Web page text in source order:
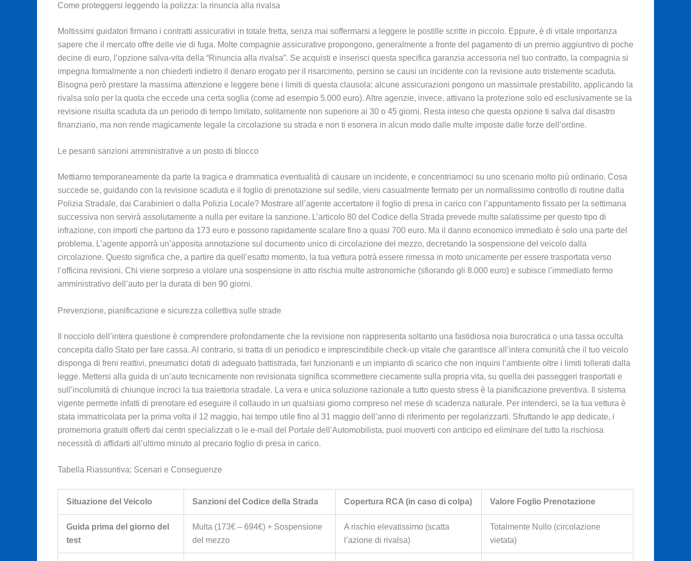
Come proteggersi leggendo la polizza: la rinuncia alla rivalsa
Moltissimi guidatori firmano i contratti assicurativi in totale fretta, senza mai soffermarsi a leggere le postille scritte in piccolo. Eppure, è di vitale importanza
sapere che il mercato offre delle vie di fuga. Molte compagnie assicurative propongono, generalmente a fronte del pagamento di un premio aggiuntivo di poche
decine di euro, l’opzione salva-vita della “Rinuncia alla rivalsa”. Se acquisti e inserisci questa specifica garanzia accessoria nel tuo contratto, la compagnia si
impegna formalmente a non chiederti indietro il denaro erogato per il risarcimento, persino se causi un incidente con la revisione auto tristemente scaduta.
Bisogna però prestare la massima attenzione e leggere bene i limiti di questa clausola: alcune assicurazioni pongono un massimale prestabilito, applicando la
rivalsa solo per la quota che eccede una certa soglia (come ad esempio 5.000 euro). Altre agenzie, invece, attivano la protezione solo ed esclusivamente se la
revisione risulta scaduta da un periodo di tempo limitato, solitamente non superiore ai 30 o 45 giorni. Resta inteso che questa opzione ti salva dal disastro
finanziario, ma non rende magicamente legale la circolazione su strada e non ti esonera in alcun modo dalle multe imposte dalle forze dell’ordine.
Le pesanti sanzioni amministrative a un posto di blocco
Mettiamo temporaneamente da parte la tragica e drammatica eventualità di causare un incidente, e concentriamoci su uno scenario molto più ordinario. Cosa
succede se, guidando con la revisione scaduta e il foglio di prenotazione sul sedile, vieni casualmente fermato per un normalissimo controllo di routine dalla
Polizia Stradale, dai Carabinieri o dalla Polizia Locale? Mostrare all’agente accertatore il foglio di presa in carico con l’appuntamento fissato per la settimana
successiva non servirà assolutamente a nulla per evitare la sanzione. L’articolo 80 del Codice della Strada prevede multe salatissime per questo tipo di
infrazione, con importi che partono da 173 euro e possono rapidamente scalare fino a quasi 700 euro. Ma il danno economico immediato è solo una parte del
problema. L’agente apporrà un’apposita annotazione sul documento unico di circolazione del mezzo, decretando la sospensione del veicolo dalla
circolazione. Questo significa che, a partire da quell’esatto momento, la tua vettura potrà essere rimessa in moto unicamente per essere trasportata verso
l’officina revisioni. Chi viene sorpreso a violare una sospensione in atto rischia multe astronomiche (sfiorando gli 8.000 euro) e subisce l’immediato fermo
amministrativo dell’auto per la durata di ben 90 giorni.
Prevenzione, pianificazione e sicurezza collettiva sulle strade
Il nocciolo dell’intera questione è comprendere profondamente che la revisione non rappresenta soltanto una fastidiosa noia burocratica o una tassa occulta
concepita dallo Stato per fare cassa. Al contrario, si tratta di un periodico e imprescindibile check-up vitale che garantisce all’intera comunità che il tuo veicolo
disponga di freni reattivi, pneumatici dotati di adeguato battistrada, fari funzionanti e un impianto di scarico che non inquini l’ambiente oltre i limiti tollerati dalla
legge. Mettersi alla guida di un’auto tecnicamente non revisionata significa scommettere ciecamente sulla propria vita, su quella dei passeggeri trasportati e
sull’incolumità di chiunque incroci la tua traiettoria stradale. La vera e unica soluzione razionale a tutto questo stress è la pianificazione preventiva. Il sistema
vigente permette infatti di prenotare ed eseguire il collaudo in un qualsiasi giorno compreso nel mese di scadenza naturale. Per intenderci, se la tua vettura è
stata immatricolata per la prima volta il 12 maggio, hai tempo utile fino al 31 maggio dell’anno di riferimento per regolarizzarti. Sfruttando le app dedicate, i
promemoria gratuiti offerti dai centri specializzati o le e-mail del Portale dell’Automobilista, puoi muoverti con anticipo ed eliminare del tutto la rischiosa
necessità di affidarti all’ultimo minuto al precario foglio di presa in carico.
Tabella Riassuntiva: Scenari e Conseguenze
Situazione del Veicolo Sanzioni del Codice della Strada Copertura RCA (in caso di colpa) Valore Foglio Prenotazione
Guida prima del giorno del
test
Multa (173€ – 694€) + Sospensione
del mezzo
A rischio elevatissimo (scatta
l’azione di rivalsa)
Totalmente Nullo (circolazione
vietata)